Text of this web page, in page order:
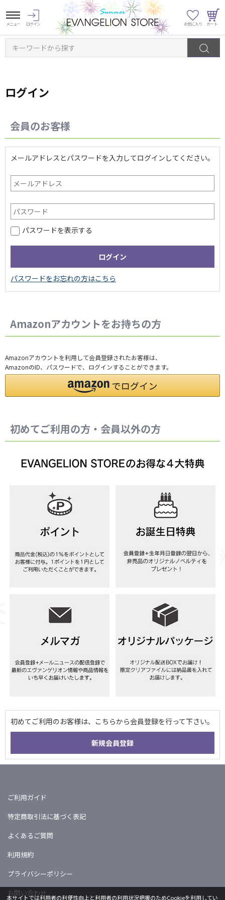
キーワードから探す
ログイン
会員のお客様
メールアドレスとパスワードを入力してログインしてください。
パスワードを表示する
Amazonアカウントをお持ちの方
Amazonアカウントを利用して会員登録されたお客様は、
AmazonのID、パスワードで、ログインすることができます。
初めてご利用の方・会員以外の方
ご利用ガイド
特定商取引法に基づく表記
よくあるご質問
利用規約
プライバシーポリシー
お問い合わせ
本サイトでは利用者の利便性向上と利用者の利用状況把握のためCookieを利用してい